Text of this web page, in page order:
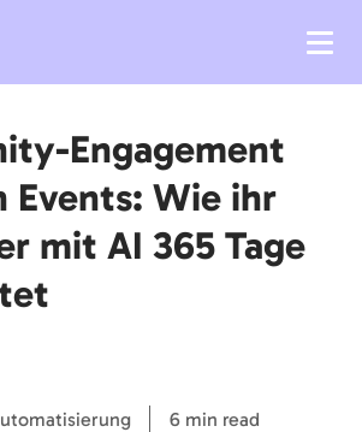
Engagement
Events: Wie ihr
mit AI 365 Tage
6 min read